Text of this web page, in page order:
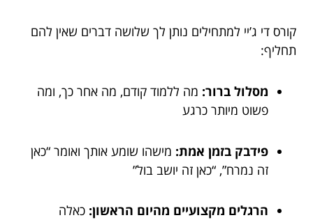
קורס די ג’יי למתחילים נותן לך שלושה דברים שאין להם
תחליף:
מסלול ברור: מה ללמוד קודם, מה אחר כך, ומה
פשוט מיותר כרגע
פידבק בזמן אמת: מישהו שומע אותך ואומר “כאן
זה נמרח”, “כאן זה יושב בול”
הרגלים מקצועיים מהיום הראשון: כאלה